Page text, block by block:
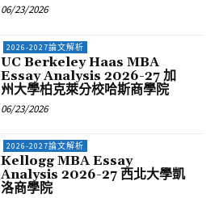
06/23/2026
2026-2027論文解析
UC Berkeley Haas MBA
Essay Analysis 2026-27 加
州大學柏克萊分校哈斯商學院
06/23/2026
2026-2027論文解析
Kellogg MBA Essay
Analysis 2026-27 西北大學凱
洛商學院